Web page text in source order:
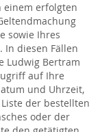
einem erfolgten
sowie Ihres
In diesen Fällen
Ludwig Bertram
auf Ihre
und Uhrzeit,
der bestellten
oder der